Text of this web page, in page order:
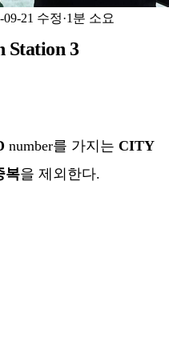
09-21 수정·1분 소요
Station 3
number를 가지는 CITY
복을 제외한다.